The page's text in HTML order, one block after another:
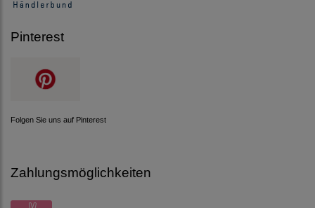
Pinterest
Folgen Sie uns auf Pinterest
Zahlungsmöglichkeiten